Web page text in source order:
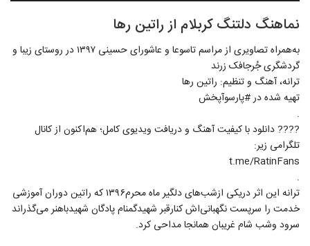
نماهنگ دلتنگ کربلام از راتین رها
به‌همراه تصاویری از مراسم تاسوعا و عاشورای حسینی ۱۳۹۷ در روستای زیبا و
گردشگری جُرجافک زرند
ترانه، آهنگ و تنظیم: راتین رها
تهیه شده در #پارسوآپخش
.
???? دانلود با کیفیت آهنگ و دریافت ویدیوی کامل؛ هم‌اکنون از کانال
تلگرامی زیر:
t.me/RatinFans
.
ترانه این اثر دریکی ازشب‌های دلگیر ماه محرم۱۳۹۶ که راتین دوران آموزشی
خدمت را سرپست نگهبانی‌اش کنارقبر شهیدگمنام پادگان شهیدباهنر می‌گذراند
سرود وشب شام غریبان همانجا مداحی کرد.